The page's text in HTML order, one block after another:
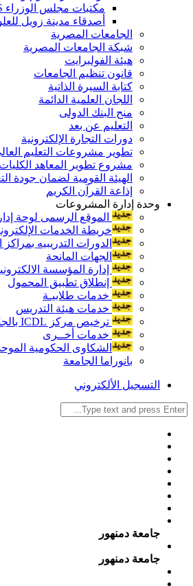
مكتبات مجلس الوزراء ELIS
أصدقاء مدينة زويل
الجامعات المصرية
شبكة الجامعات المصرية
هيئة الفولبرايت
قانون تنظيم الجامعات
كتابة السيرة الذاتية
اللجان العلمية الدائمة
منح البنك الدولى
التعليم عن بعد
دورات التجارة الإلكترونية
تطوير مشروعات التعليم
مشروع تطوير المعاهد الكليات
الهيئة القومية لضمان جودة
إذاعة القرآن الكريم
وحدة إدارة المشروعات
الموقع الرسمى لوحة
خريطة الخدمات
الدورات التدريبيه بمراكز
الجهات المانحة
إدارة المؤسسة
إنطلاق تطبيق المحمول
خدمات طلابيـة
خدمات هيئة التدريس
ترخيص مركز ICDL بالجامعة
خدمات أخــرى
الشكاوى الحكومية
بانوراما الجامعة
التسجيل الألكتروني
جامعة دمنهور
جامعة دمنهور